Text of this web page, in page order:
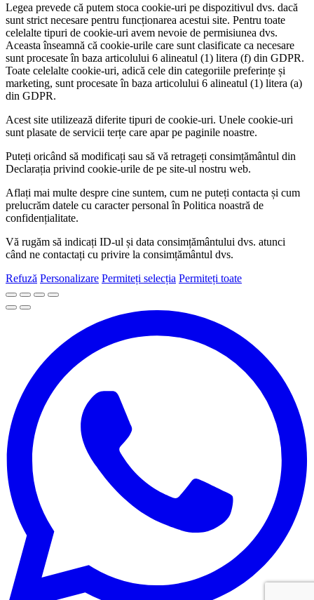
Legea prevede că putem stoca cookie-uri pe dispozitivul dvs. dacă
sunt strict necesare pentru funcționarea acestui site. Pentru toate
celelalte tipuri de cookie-uri avem nevoie de permisiunea dvs.
Aceasta înseamnă că cookie-urile care sunt clasificate ca necesare
sunt procesate în baza articolului 6 alineatul (1) litera (f) din GDPR.
Toate celelalte cookie-uri, adică cele din categoriile preferințe și
marketing, sunt procesate în baza articolului 6 alineatul (1) litera (a)
din GDPR.
Acest site utilizează diferite tipuri de cookie-uri. Unele cookie-uri
sunt plasate de servicii terțe care apar pe paginile noastre.
Puteți oricând să modificați sau să vă retrageți consimțământul din
Declarația privind cookie-urile de pe site-ul nostru web.
Aflați mai multe despre cine suntem, cum ne puteți contacta și cum
prelucrăm datele cu caracter personal în Politica noastră de
confidențialitate.
Vă rugăm să indicați ID-ul și data consimțământului dvs. atunci
când ne contactați cu privire la consimțământul dvs.
Refuză Personalizare Permiteți selecția Permiteți toate